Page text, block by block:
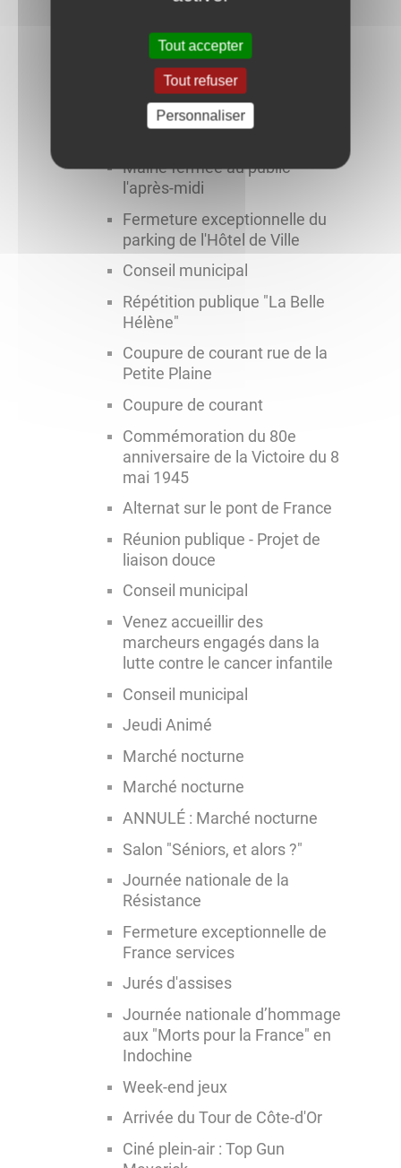
511e Régiment du Train
Annulé : Nettoyons la ville !
Coupure de courant
Mairie fermée au public
l'après-midi
Fermeture exceptionnelle du
parking de l'Hôtel de Ville
Conseil municipal
Répétition publique "La Belle
Hélène"
Coupure de courant rue de la
Petite Plaine
Coupure de courant
Commémoration du 80e
anniversaire de la Victoire du 8
mai 1945
Alternat sur le pont de France
Réunion publique - Projet de
liaison douce
Conseil municipal
Venez accueillir des
marcheurs engagés dans la
lutte contre le cancer infantile
Conseil municipal
Jeudi Animé
Marché nocturne
Marché nocturne
ANNULÉ : Marché nocturne
Salon "Séniors, et alors ?"
Journée nationale de la
Résistance
Fermeture exceptionnelle de
France services
Jurés d'assises
Journée nationale d’hommage
aux "Morts pour la France" en
Indochine
Week-end jeux
Arrivée du Tour de Côte-d'Or
Ciné plein-air : Top Gun
Tout accepter
Tout refuser
Personnaliser